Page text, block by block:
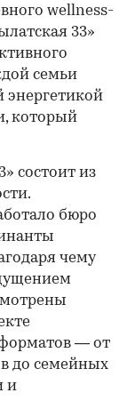
wellness-
33»
семьи
энергетикой
который
состоит из
бюро
чему
— от
до семейных
и